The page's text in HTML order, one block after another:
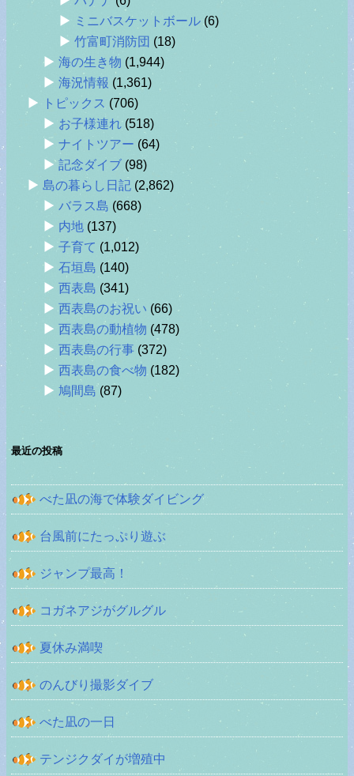
ミニバスケットボール(6)
竹富町消防団 (18)
海の生き物 (1,944)
海況情報 (1,361)
トピックス (706)
お子様連れ(518)
ナイトツアー (64)
記念ダイブ (98)
島の暮らし日記 (2,862)
バラス島 (668)
内地 (137)
子育て (1,012)
石垣島 (140)
西表島 (341)
西表島のお祝い (66)
西表島の動植物 (478)
西表島の行事 (372)
西表島の食べ物 (182)
鳩間島 (87)
最近の投稿
べた凪の海で体験ダイビング
台風前にたっぷり遊ぶ
ジャンプ最高！
コガネアジがグルグル
夏休み満喫
のんびり撮影ダイブ
べた凪の一日
テンジクダイが増殖中